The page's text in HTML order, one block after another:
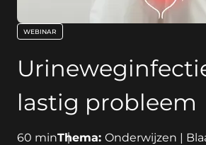
lastig probleem
key:global.content-type:
WEBINAR
60 minThema: Onderwijzen |